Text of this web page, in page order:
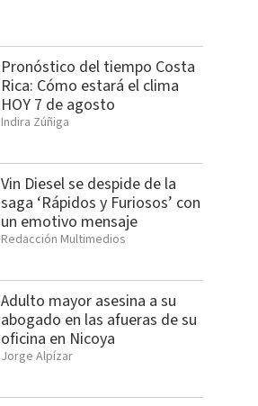
Pronóstico del tiempo Costa
Rica: Cómo estará el clima
HOY 7 de agosto
Indira Zúñiga
Vin Diesel se despide de la
saga ‘Rápidos y Furiosos’ con
un emotivo mensaje
Redacción Multimedios
Adulto mayor asesina a su
abogado en las afueras de su
oficina en Nicoya
Jorge Alpízar